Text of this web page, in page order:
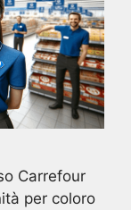
Carrefour
per coloro